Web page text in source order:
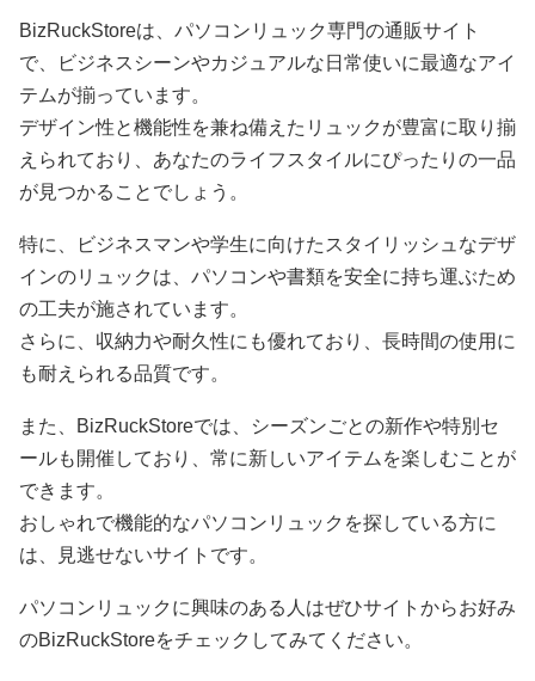
BizRuckStoreは、パソコンリュック専門の通販サイト
で、ビジネスシーンやカジュアルな日常使いに最適なアイ
テムが揃っています。
デザイン性と機能性を兼ね備えたリュックが豊富に取り揃
えられており、あなたのライフスタイルにぴったりの一品
が見つかることでしょう。
特に、ビジネスマンや学生に向けたスタイリッシュなデザ
インのリュックは、パソコンや書類を安全に持ち運ぶため
の工夫が施されています。
さらに、収納力や耐久性にも優れており、長時間の使用に
も耐えられる品質です。
また、BizRuckStoreでは、シーズンごとの新作や特別セ
ールも開催しており、常に新しいアイテムを楽しむことが
できます。
おしゃれで機能的なパソコンリュックを探している方に
は、見逃せないサイトです。
パソコンリュックに興味のある人はぜひサイトからお好み
のBizRuckStoreをチェックしてみてください。